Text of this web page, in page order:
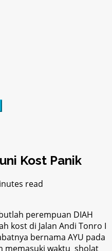
Kost Panik
read
perempuan DIAH
kost di Jalan Andi Tonro I
bernama AYU pada
memasuki waktu sholat